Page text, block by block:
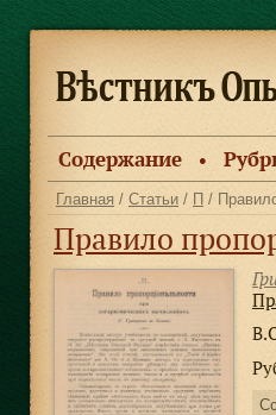
Содержание ●
Главная / Статьи / П /
Правило